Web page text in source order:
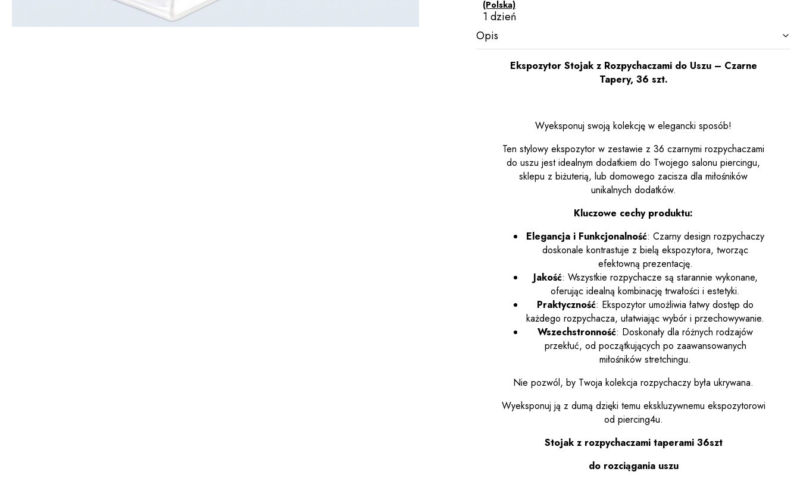
(Polska)
1 dzień
Opis
Ekspozytor Stojak z Rozpychaczami do Uszu – Czarne
Tapery, 36 szt.
Wyeksponuj swoją kolekcję w elegancki sposób!
Ten stylowy ekspozytor w zestawie z 36 czarnymi rozpychaczami
do uszu jest idealnym dodatkiem do Twojego salonu piercingu,
sklepu z biżuterią, lub domowego zacisza dla miłośników
unikalnych dodatków.
Kluczowe cechy produktu:
Elegancja i Funkcjonalność: Czarny design rozpychaczy
doskonale kontrastuje z bielą ekspozytora, tworząc
efektowną prezentację.
Jakość: Wszystkie rozpychacze są starannie wykonane,
oferując idealną kombinację trwałości i estetyki.
Praktyczność: Ekspozytor umożliwia łatwy dostęp do
każdego rozpychacza, ułatwiając wybór i przechowywanie.
Wszechstronność: Doskonały dla różnych rodzajów
przekłuć, od początkujących po zaawansowanych
miłośników stretchingu.
Nie pozwól, by Twoja kolekcja rozpychaczy była ukrywana.
Wyeksponuj ją z dumą dzięki temu ekskluzywnemu ekspozytorowi
od piercing4u.
Stojak z rozpychaczami taperami 36szt
do rozciągania uszu